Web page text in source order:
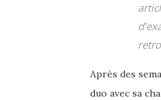
Après des
duo avec sa